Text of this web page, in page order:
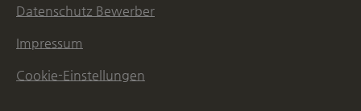
Datenschutz Bewerber
Impressum
Cookie-Einstellungen